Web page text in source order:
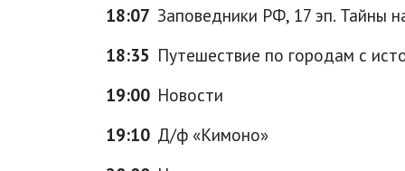
18:07 Заповедники РФ, 17 эп. Тайны
18:35 Путешествие по городам с
19:00 Новости
19:10 Д/ф «Кимоно»